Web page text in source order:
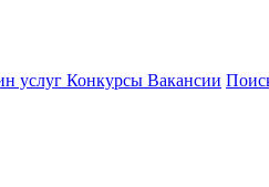
услуг Конкурсы Вакансии